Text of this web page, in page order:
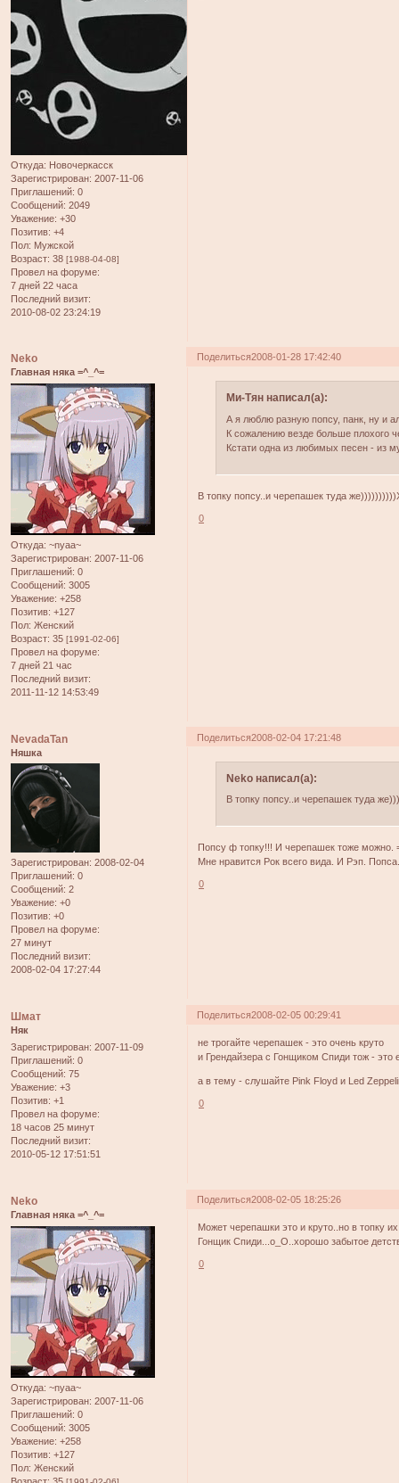
Откуда: Новочеркасск
Зарегистрирован: 2007-11-06
Приглашений: 0
Сообщений: 2049
Уважение: +30
Позитив: +4
Пол: Мужской
Возраст: 38 [1988-04-08]
Провел на форуме:
7 дней 22 часа
Последний визит:
2010-08-02 23:24:19
Поделиться2008-01-28 17:42:40
Neko
Главная няка =^_^=
Откуда: ~nyaa~
Зарегистрирован: 2007-11-06
Приглашений: 0
Сообщений: 3005
Уважение: +258
Позитив: +127
Пол: Женский
Возраст: 35 [1991-02-06]
Провел на форуме:
7 дней 21 час
Последний визит:
2011-11-12 14:53:49
Ми-Тян написал(а):
А я люблю разную попсу, панк, ну и
К сожалению везде больше плохого
Кстати одна из любимых песен - из
В топку попсу..и черепашек туда
0
Поделиться2008-02-04 17:21:48
NevadaTan
Няшка
Зарегистрирован: 2008-02-04
Приглашений: 0
Сообщений: 2
Уважение: +0
Позитив: +0
Провел на форуме:
27 минут
Последний визит:
2008-02-04 17:27:44
Neko написал(а):
В топку попсу..и черепашек туда
Попсу ф топку!!! И черепашек тоже можно.
Мне нравится Рок всего вида. И Рэп.
0
Поделиться2008-02-05 00:29:41
Шмат
Няк
Зарегистрирован: 2007-11-09
Приглашений: 0
Сообщений: 75
Уважение: +3
Позитив: +1
Провел на форуме:
18 часов 25 минут
Последний визит:
2010-05-12 17:51:51
не трогайте черепашек - это очень круто
и Грендайзера с Гонщиком Спиди тож - это
а в тему - слушайте Pink Floyd и Led
0
Поделиться2008-02-05 18:25:26
Neko
Главная няка =^_^=
Откуда: ~nyaa~
Зарегистрирован: 2007-11-06
Приглашений: 0
Сообщений: 3005
Уважение: +258
Позитив: +127
Пол: Женский
Может черепашки это и круто..но в топку
Гонщик Спиди...о_О..хорошо забытое
0